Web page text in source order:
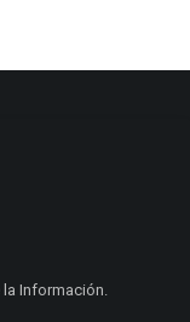
Información.